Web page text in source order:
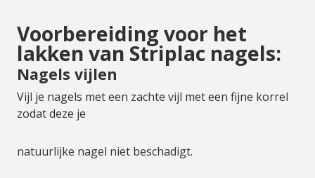
Voorbereiding voor het
lakken van Striplac nagels:
Nagels vijlen
Vijl je nagels met een zachte vijl met een fijne korrel
zodat deze je
natuurlijke nagel niet beschadigt.